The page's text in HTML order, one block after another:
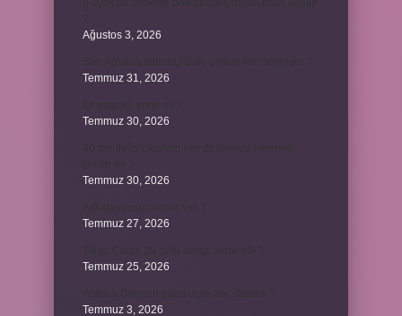
Ağustos 3, 2026
Temmuz 31, 2026
Temmuz 30, 2026
Temmuz 30, 2026
Temmuz 27, 2026
Temmuz 25, 2026
Temmuz 3, 2026